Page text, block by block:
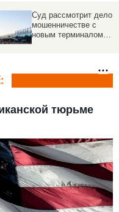
Суд рассмотрит дело о
мошенничестве с
новым терминалом
тюрьме